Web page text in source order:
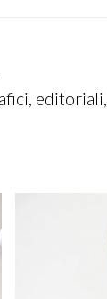
editoriali,